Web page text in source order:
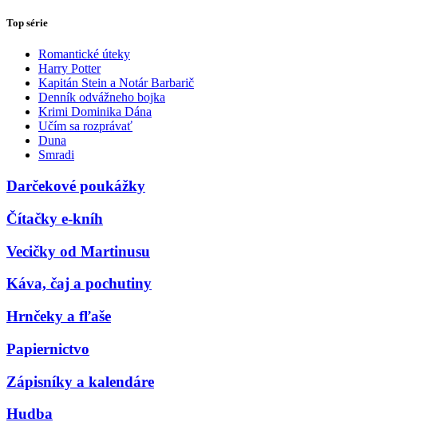
Top série
Romantické úteky
Harry Potter
Kapitán Stein a Notár Barbarič
Denník odvážneho bojka
Krimi Dominika Dána
Učím sa rozprávať
Duna
Smradi
Darčekové poukážky
Čítačky e-kníh
Vecičky od Martinusu
Káva, čaj a pochutiny
Hrnčeky a fľaše
Papiernictvo
Zápisníky a kalendáre
Hudba